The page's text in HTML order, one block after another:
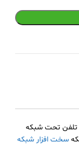
تلفن تحت شبکه
سخت افزار شبکه